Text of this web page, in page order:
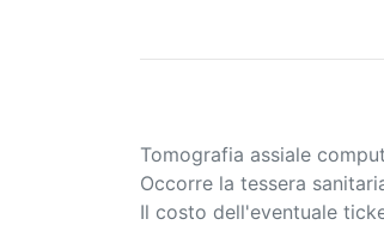
Tomografia assiale
Occorre la tessera
Il costo dell'eventuale